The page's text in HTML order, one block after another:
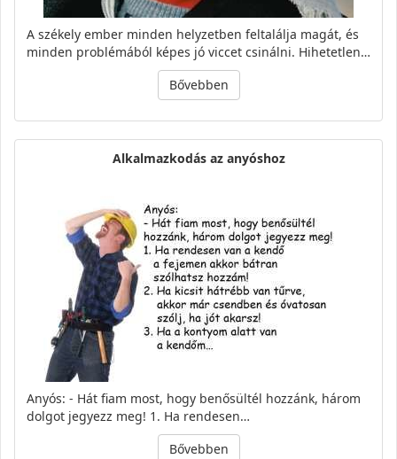
A székely ember minden helyzetben feltalálja magát, és
minden problémából képes jó viccet csinálni. Hihetetlen…
Bővebben
Alkalmazkodás az anyóshoz
Anyós: - Hát fiam most, hogy benősültél hozzánk, három
dolgot jegyezz meg! 1. Ha rendesen…
Bővebben